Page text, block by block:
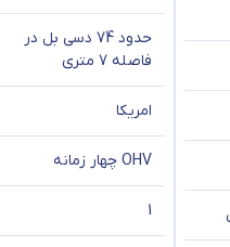
حدود 74 دسی بل در
فاصله 7 متری
امریکا
OHV چهار زمانه
1